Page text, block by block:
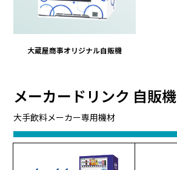
大蔵屋商事オリジナル自販機
メーカードリンク 自販機
大手飲料メーカー専用機材